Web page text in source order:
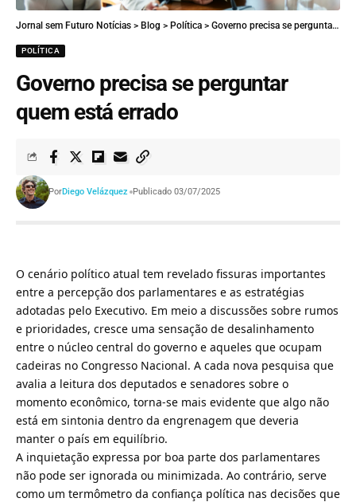
Jornal sem Futuro Notícias > Blog > Política > Governo precisa se perguntar quem está errado
POLÍTICA
Governo precisa se perguntar
quem está errado
PorDiego Velázquez Publicado 03/07/2025
O cenário político atual tem revelado fissuras importantes
entre a percepção dos parlamentares e as estratégias
adotadas pelo Executivo. Em meio a discussões sobre rumos
e prioridades, cresce uma sensação de desalinhamento
entre o núcleo central do governo e aqueles que ocupam
cadeiras no Congresso Nacional. A cada nova pesquisa que
avalia a leitura dos deputados e senadores sobre o
momento econômico, torna-se mais evidente que algo não
está em sintonia dentro da engrenagem que deveria
manter o país em equilíbrio.
A inquietação expressa por boa parte dos parlamentares
não pode ser ignorada ou minimizada. Ao contrário, serve
como um termômetro da confiança política nas decisões que